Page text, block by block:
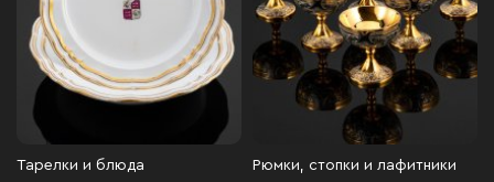
Тарелки и блюда Рюмки, стопки и лафитники